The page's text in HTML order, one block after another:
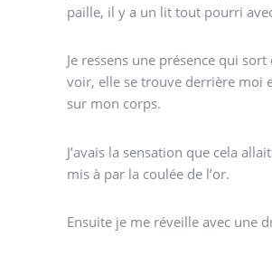
paille, il y a un lit tout pourri
Je ressens une présence qui
voir, elle se trouve derrière moi
sur mon corps.
J’avais la sensation que cela
mis à par la coulée de l’or.
Ensuite je me réveille avec une